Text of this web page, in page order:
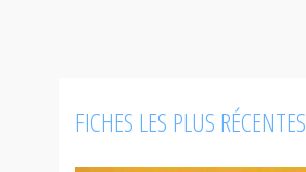
FICHES LES PLUS RÉCENTES